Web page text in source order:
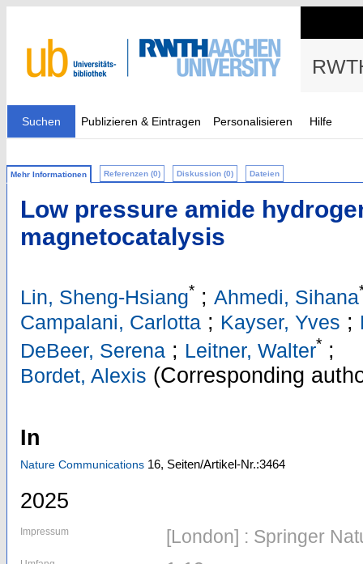
Suchen Publizieren & Eintragen Personalisieren Hilfe
Mehr Informationen Referenzen (0) Diskussion (0) Dateien
Low pressure amide
magnetocatalysis
Lin, Sheng-Hsiang* ; Ahmedi, Sihana
Campalani, Carlotta ; Kayser, Yves ;
DeBeer, Serena ; Leitner, Walter* ;
Bordet, Alexis (Corresponding
In
Nature Communications 16, Seiten/Artikel-Nr.:3464
2025
Impressum [London] : Springer